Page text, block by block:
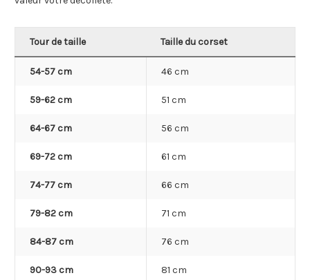
Tour de taille Taille du corset
54-57 cm 46 cm
59-62 cm 51 cm
64-67 cm 56 cm
69-72 cm 61 cm
74-77 cm 66 cm
79-82 cm 71 cm
84-87 cm 76 cm
90-93 cm 81 cm